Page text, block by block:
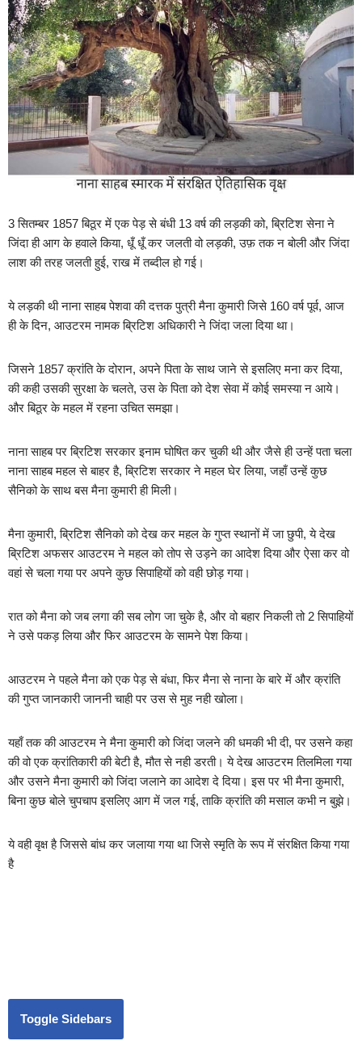
3 सितम्बर 1857 बिठूर में एक पेड़ से बंधी 13 वर्ष की लड़की को, ब्रिटिश सेना ने
जिंदा ही आग के हवाले किया, धूँ धूँ कर जलती वो लड़की, उफ़ तक न बोली और जिंदा
लाश की तरह जलती हुई, राख में तब्दील हो गई।
ये लड़की थी नाना साहब पेशवा की दत्तक पुत्री मैना कुमारी जिसे 160 वर्ष पूर्व, आज
ही के दिन, आउटरम नामक ब्रिटिश अधिकारी ने जिंदा जला दिया था।
जिसने 1857 क्रांति के दोरान, अपने पिता के साथ जाने से इसलिए मना कर दिया,
की कही उसकी सुरक्षा के चलते, उस के पिता को देश सेवा में कोई समस्या न आये।
और बिठूर के महल में रहना उचित समझा।
नाना साहब पर ब्रिटिश सरकार इनाम घोषित कर चुकी थी और जैसे ही उन्हें पता चला
नाना साहब महल से बाहर है, ब्रिटिश सरकार ने महल घेर लिया, जहाँ उन्हें कुछ
सैनिको के साथ बस मैना कुमारी ही मिली।
मैना कुमारी, ब्रिटिश सैनिको को देख कर महल के गुप्त स्थानों में जा छुपी, ये देख
ब्रिटिश अफसर आउटरम ने महल को तोप से उड़ने का आदेश दिया और ऐसा कर वो
वहां से चला गया पर अपने कुछ सिपाहियों को वही छोड़ गया।
रात को मैना को जब लगा की सब लोग जा चुके है, और वो बहार निकली तो 2 सिपाहियों
ने उसे पकड़ लिया और फिर आउटरम के सामने पेश किया।
आउटरम ने पहले मैना को एक पेड़ से बंधा, फिर मैना से नाना के बारे में और क्रांति
की गुप्त जानकारी जाननी चाही पर उस से मुह नही खोला।
यहाँ तक की आउटरम ने मैना कुमारी को जिंदा जलने की धमकी भी दी, पर उसने कहा
की वो एक क्रांतिकारी की बेटी है, मौत से नही डरती। ये देख आउटरम तिलमिला गया
और उसने मैना कुमारी को जिंदा जलाने का आदेश दे दिया। इस पर भी मैना कुमारी,
बिना कुछ बोले चुपचाप इसलिए आग में जल गई, ताकि क्रांति की मसाल कभी न बुझे।
ये वही वृक्ष है जिससे बांध कर जलाया गया था जिसे स्मृति के रूप में संरक्षित किया गया
है
Toggle Sidebars